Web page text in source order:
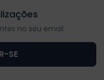
no seu email
SE